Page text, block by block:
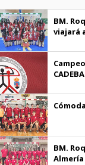
BM.
viajará
CADEBA
BM.
Almería